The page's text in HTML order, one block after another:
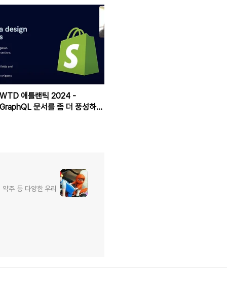
WTD 애틀랜틱 2024 -
GraphQL 문서를 좀 더 풍성하게
주 등 다양한 우리